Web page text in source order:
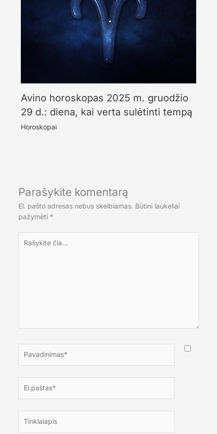
Avino horoskopas 2025 m. gruodžio
29 d.: diena, kai verta sulėtinti tempą
Horoskopai
Parašykite komentarą
El. pašto adresas nebus skelbiamas. Būtini laukeliai
pažymėti *
čia...